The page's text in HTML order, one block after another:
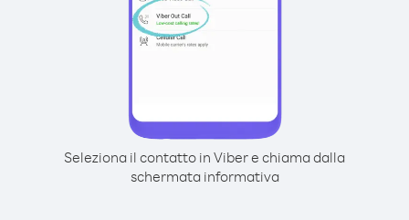
Seleziona il contatto in Viber e chiama dalla
schermata informativa